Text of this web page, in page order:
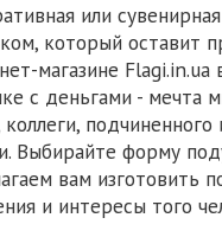
или
который оставит
магазине
с деньгами - мечта
коллеги,
Выбирайте форму
вам изготовить
и интересы того